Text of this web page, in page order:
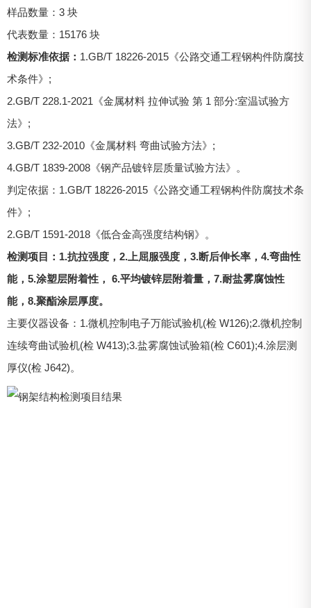
样品数量：3 块
代表数量：15176 块
检测标准依据： 1.GB/T 18226-2015《公路交通工程钢构件防腐技
术条件》;
2.GB/T 228.1-2021《金属材料 拉伸试验 第 1 部分:室温试验方
法》;
3.GB/T 232-2010《金属材料 弯曲试验方法》;
4.GB/T 1839-2008《钢产品镀锌层质量试验方法》。
判定依据：1.GB/T 18226-2015《公路交通工程钢构件防腐技术条
件》;
2.GB/T 1591-2018《低合金高强度结构钢》。
检测项目：1.抗拉强度，2.上屈服强度，3.断后伸长率，4.弯曲性
能，5.涂塑层附着性， 6.平均镀锌层附着量，7.耐盐雾腐蚀性
能，8.聚酯涂层厚度。
主要仪器设备：1.微机控制电子万能试验机(检 W126);2.微机控制
连续弯曲试验机(检 W413);3.盐雾腐蚀试验箱(检 C601);4.涂层测
厚仪(检 J642)。